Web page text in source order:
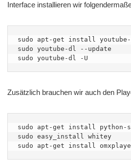
Interface installieren wir
sudo apt-get install
sudo youtube-dl --update
sudo youtube-dl -U
Zusätzlich brauchen wir auch den
sudo apt-get install python-
sudo easy_install whitey
sudo apt-get install